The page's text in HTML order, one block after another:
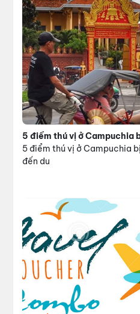
5 điểm thú vị ở Campuchia
5 điểm thú vị ở Campuchia
đến du